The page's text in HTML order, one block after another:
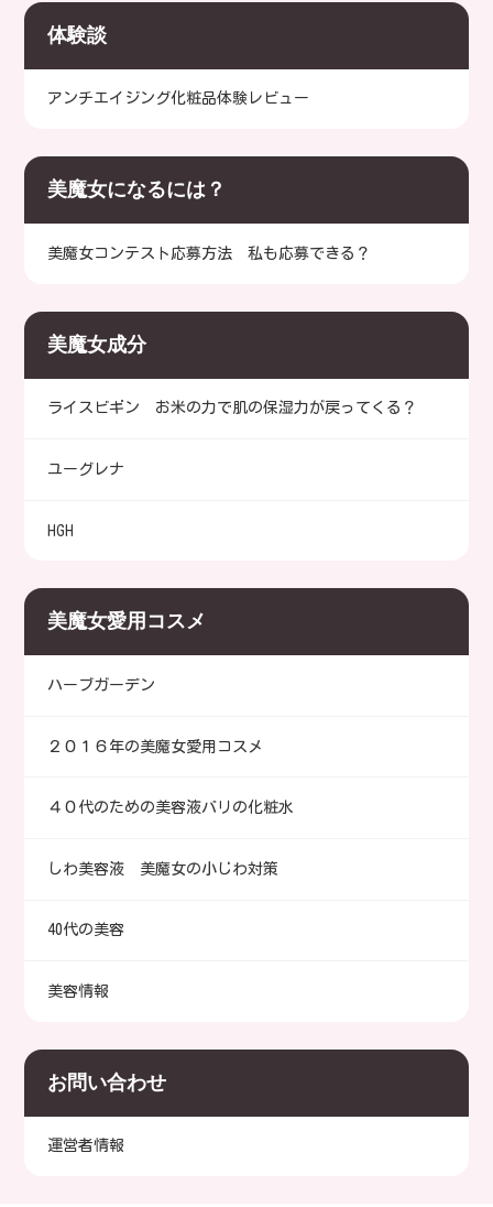
体験談
アンチエイジング化粧品体験レビュー
美魔女になるには？
美魔女コンテスト応募方法 私も応募できる？
美魔女成分
ライスビギン お米の力で肌の保湿力が戻ってくる？
ユーグレナ
HGH
美魔女愛用コスメ
ハーブガーデン
２０１６年の美魔女愛用コスメ
４０代のための美容液バリの化粧水
しわ美容液 美魔女の小じわ対策
40代の美容
美容情報
お問い合わせ
運営者情報